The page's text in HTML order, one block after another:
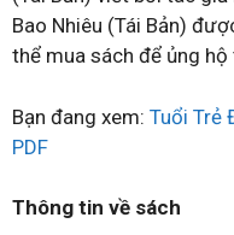
Bao Nhiêu (Tái Bản)
thể mua sách để ủng hộ
Bạn đang xem: Tuổi Trẻ
PDF
Thông tin về sách